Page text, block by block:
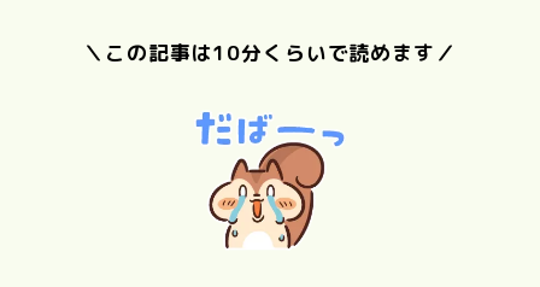
＼この記事は10分くらいで読めます／